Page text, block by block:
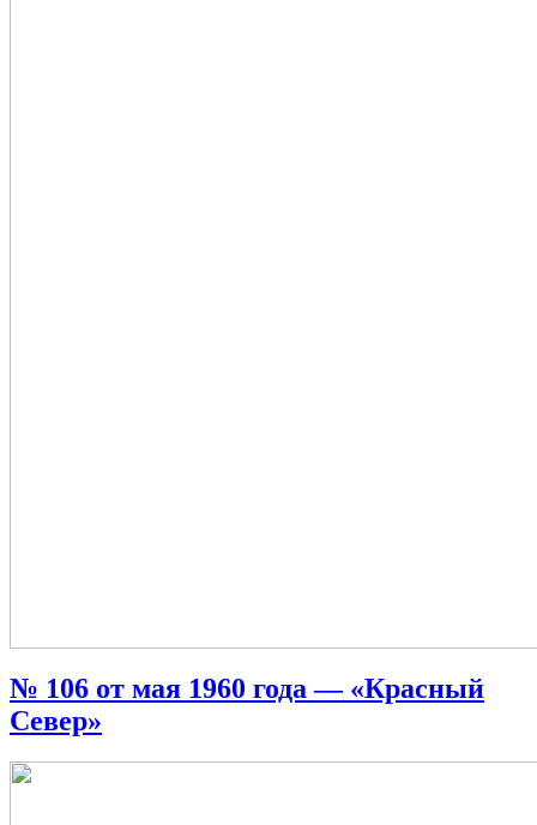
№ 106 от мая 1960 года — «Красный
Север»